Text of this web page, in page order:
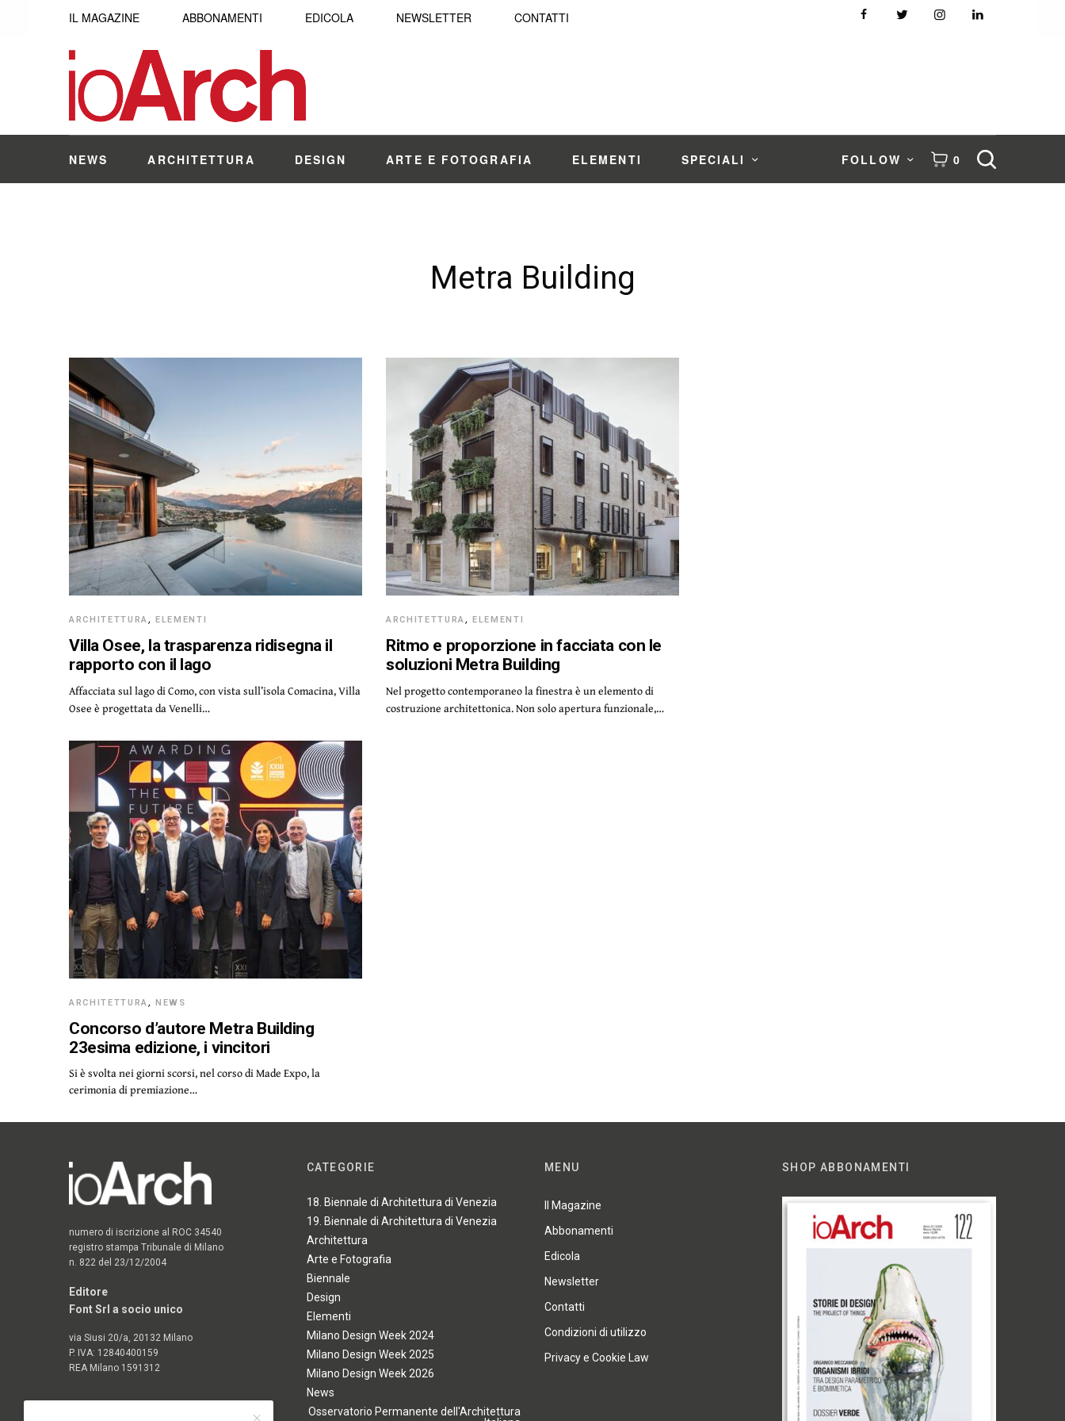
IL MAGAZINE ABBONAMENTI EDICOLA NEWSLETTER CONTATTI
NEWS ARCHITETTURA DESIGN ARTE E FOTOGRAFIA ELEMENTI SPECIALI FOLLOW 0
Metra Building
ARCHITETTURA,ELEMENTI
Villa Osee, la trasparenza ridisegna il
rapporto con il lago
Affacciata sul lago di Como, con vista sull’isola Comacina, Villa
Osee è progettata da Venelli…
ARCHITETTURA,ELEMENTI
Ritmo e proporzione in facciata con le
soluzioni Metra Building
Nel progetto contemporaneo la finestra è un elemento di
costruzione architettonica. Non solo apertura funzionale,…
ARCHITETTURA,NEWS
Concorso d’autore Metra Building
23esima edizione, i vincitori
Si è svolta nei giorni scorsi, nel corso di Made Expo, la
cerimonia di premiazione…
numero di iscrizione al ROC 34540
registro stampa Tribunale di Milano
n. 822 del 23/12/2004
Editore
Font Srl a socio unico
via Siusi 20/a, 20132 Milano
P. IVA: 12840400159
REA Milano 1591312
CATEGORIE
18. Biennale di Architettura di Venezia
19. Biennale di Architettura di Venezia
Architettura
Arte e Fotografia
Biennale
Design
Elementi
Milano Design Week 2024
Milano Design Week 2025
Milano Design Week 2026
News
Osservatorio Permanente dell'Architettura
MENU
Il Magazine
Abbonamenti
Edicola
Newsletter
Contatti
Condizioni di utilizzo
Privacy e Cookie Law
SHOP ABBONAMENTI